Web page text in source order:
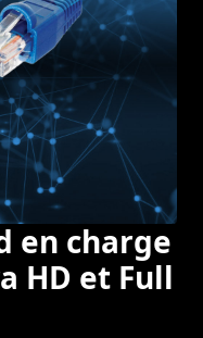
en charge
HD et Full